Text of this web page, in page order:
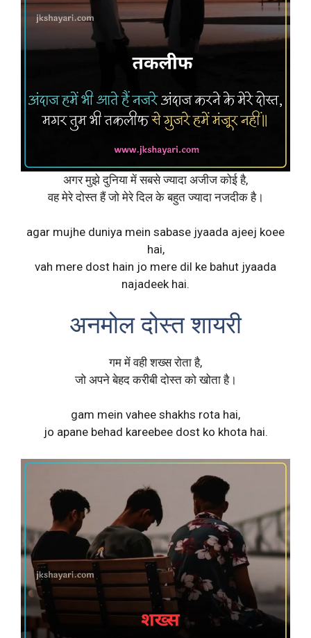
अगर मुझे दुनिया में सबसे ज्यादा अजीज कोई है,
वह मेरे दोस्त हैं जो मेरे दिल के बहुत ज्यादा नजदीक है।
agar mujhe duniya mein sabase jyaada ajeej koee
hai,
vah mere dost hain jo mere dil ke bahut jyaada
najadeek hai.
अनमोल दोस्त शायरी
गम में वही शख्स रोता है,
जो अपने बेहद करीबी दोस्त को खोता है।
gam mein vahee shakhs rota hai,
jo apane behad kareebee dost ko khota hai.